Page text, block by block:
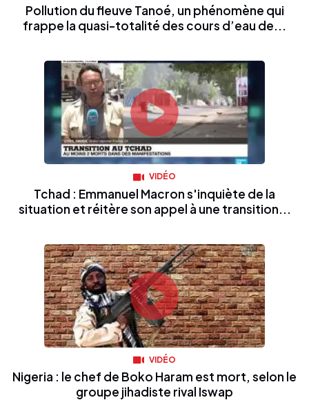
Pollution du fleuve Tanoé, un phénomène qui
frappe la quasi-totalité des cours d’eau de...
VIDÉO
Tchad : Emmanuel Macron s'inquiète de la
situation et réitère son appel à une transition...
VIDÉO
Nigeria : le chef de Boko Haram est mort, selon le
groupe jihadiste rival Iswap